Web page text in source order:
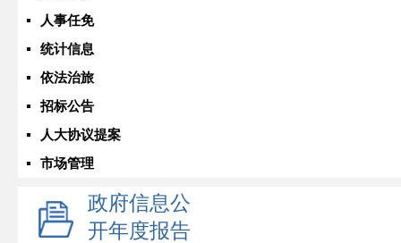
人事任免
统计信息
依法治旅
招标公告
人大协议提案
市场管理
政府信息公
开年度报告